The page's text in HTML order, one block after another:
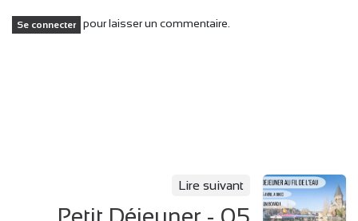
Se connecter pour laisser un commentaire.
Lire suivant
Petit Déjeuner - 05